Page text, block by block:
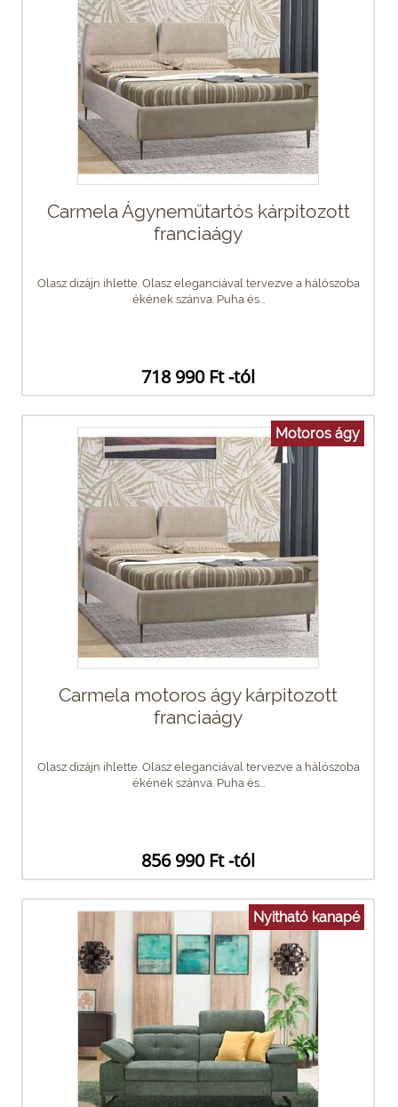
Carmela Ágyneműtartós kárpitozott
franciaágy
Olasz dizájn ihlette. Olasz eleganciával tervezve a hálószoba
ékének szánva. Puha és...
718 990 Ft -tól
Motoros ágy
Carmela motoros ágy kárpitozott
franciaágy
Olasz dizájn ihlette. Olasz eleganciával tervezve a hálószoba
ékének szánva. Puha és...
856 990 Ft -tól
Nyitható kanapé